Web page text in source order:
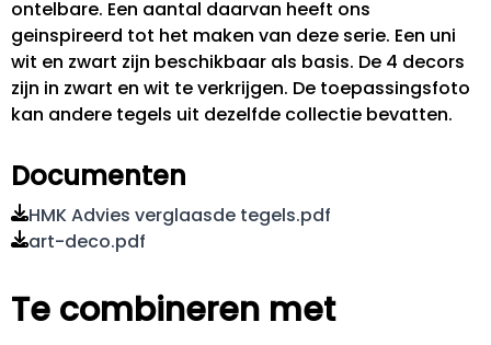
ontelbare. Een aantal daarvan heeft ons
geinspireerd tot het maken van deze serie. Een uni
wit en zwart zijn beschikbaar als basis. De 4 decors
zijn in zwart en wit te verkrijgen. De toepassingsfoto
kan andere tegels uit dezelfde collectie bevatten.
Documenten
HMK Advies verglaasde tegels.pdf
art-deco.pdf
Te combineren met